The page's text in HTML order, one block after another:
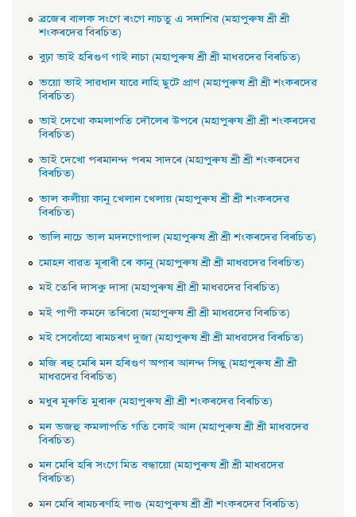
ব্ৰজেৰ বালক সংগে ৰংগে নাচতু এ সদাশিৱ (মহাপুৰুষ শ্ৰী শ্ৰী
শংকৰদেৱ বিৰচিত)
বুঢ়া ভাই হৰিগুণ গাই নাচা (মহাপুৰুষ শ্ৰী শ্ৰী মাধৱদেৱ বিৰচিত)
ভয়াে ভাই সাৱধান যাৱে নাহি ছুটে প্রাণ (মহাপুৰুষ শ্ৰী শ্ৰী শংকৰদেৱ
বিৰচিত)
ভাই দেখাে কমলাপতি দৌলেৰ উপৰে (মহাপুৰুষ শ্ৰী শ্ৰী শংকৰদেৱ
বিৰচিত)
ভাই দেখাে পৰমানন্দ পৰম সাদৰে (মহাপুৰুষ শ্ৰী শ্ৰী শংকৰদেৱ
বিৰচিত)
ভাল কলীয়া কানু খেলান খেলায় (মহাপুৰুষ শ্ৰী শ্ৰী শংকৰদেৱ
বিৰচিত)
ভালি নাচে ভাল মদনগােপাল (মহাপুৰুষ শ্ৰী শ্ৰী শংকৰদেৱ বিৰচিত)
মােহন বাৱত মূৰাৰী ৰে কানু (মহাপুৰুষ শ্ৰী শ্ৰী মাধৱদেৱ বিৰচিত)
মই তেৰি দাসকু দাসা (মহাপুৰুষ শ্ৰী শ্ৰী মাধৱদেৱ বিৰচিত)
মই পাপী কমনে তৰিবাে (মহাপুৰুষ শ্ৰী শ্ৰী মাধৱদেৱ বিৰচিত)
মই সেবোঁহাে ৰামচৰণ দুজা (মহাপুৰুষ শ্ৰী শ্ৰী মাধৱদেৱ বিৰচিত)
মজি ৰহু মেৰি মন হৰিগুণ অপাৰ আনন্দ সিন্ধু (মহাপুৰুষ শ্রী শ্রী
মাধৱদেৱ বিৰচিত)
মধুৰ মূৰুতি মুৰাৰু (মহাপুৰুষ শ্ৰী শ্ৰী শংকৰদেৱ বিৰচিত)
মন ভজহু কমলাপতি গতি কোই আন (মহাপুৰুষ শ্ৰী শ্ৰী মাধৱদেৱ
বিৰচিত)
মন মেৰি হৰি সংগে মিত বন্ধায়াে (মহাপুৰুষ শ্ৰী শ্ৰী মাধৱদেৱ
বিৰচিত)
মন মেৰি ৰামচৰণহি লাগু (মহাপুৰুষ শ্ৰী শ্ৰী শংকৰদেৱ বিৰচিত)